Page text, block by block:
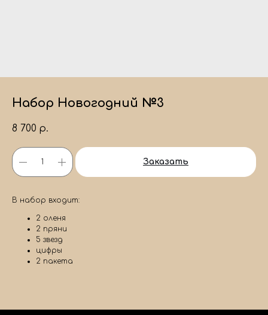
Набор Новогодний №3
8 700 р.
Заказать
В набор входит:
2 оленя
2 пряни
5 звезд
цифры
2 пакета